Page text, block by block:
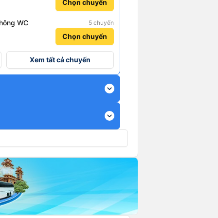
Chọn chuyến
WC 5 chuyến
Chọn chuyến
Xem tất cả chuyến
expand_more
expand_more